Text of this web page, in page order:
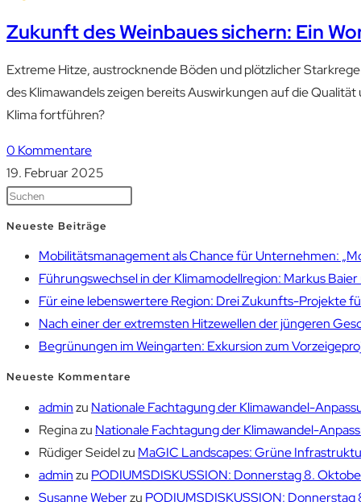
Zukunft des Weinbaues sichern: Ein
Extreme Hitze, austrocknende Böden und plötzlicher
des Klimawandels zeigen bereits Auswirkungen auf die
Klima fortführen?
0 Kommentare
19. Februar 2025
Neueste Beiträge
Mobilitätsmanagement als Chance für Unternehmen:
Führungswechsel in der Klimamodellregion: Markus
Für eine lebenswertere Region: Drei Zukunfts-Projekte
Nach einer der extremsten Hitzewellen der jüngeren
Begrünungen im Weingarten: Exkursion zum
Neueste Kommentare
adminzu Nationale Fachtagung der Klimawandel-
Reginazu Nationale Fachtagung der Klimawandel-
Rüdiger Seidelzu MaGIC Landscapes: Grüne
adminzu PODIUMSDISKUSSION: Donnerstag 8.
Susanne Weberzu PODIUMSDISKUSSION: Donnerstag